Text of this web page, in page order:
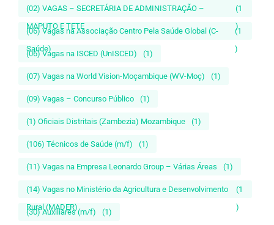
(02) VAGAS – SECRETÁRIA DE ADMINISTRAÇÃO –
MAPUTO E TETE
(1
)
(06) Vagas na Associação Centro Pela Saúde Global (C-
Saúde)
(1
)
(06) Vagas na ISCED (UnISCED) (1)
(07) Vagas na World Vision-Moçambique (WV-Moç) (1)
(09) Vagas – Concurso Público (1)
(1) Oficiais Distritais (Zambezia) Mozambique (1)
(106) Técnicos de Saúde (m/f) (1)
(11) Vagas na Empresa Leonardo Group – Várias Áreas (1)
(14) Vagas no Ministério da Agricultura e Desenvolvimento
Rural (MADER)
(1
)
(30) Auxiliares (m/f) (1)